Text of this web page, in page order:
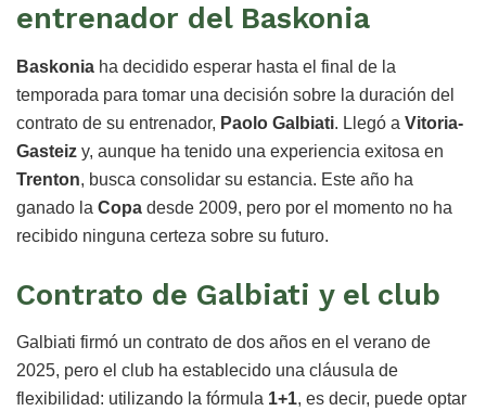
entrenador del Baskonia
Baskonia ha decidido esperar hasta el final de la
temporada para tomar una decisión sobre la duración del
contrato de su entrenador, Paolo Galbiati. Llegó a Vitoria-
Gasteiz y, aunque ha tenido una experiencia exitosa en
Trenton, busca consolidar su estancia. Este año ha
ganado la Copa desde 2009, pero por el momento no ha
recibido ninguna certeza sobre su futuro.
Contrato de Galbiati y el club
Galbiati firmó un contrato de dos años en el verano de
2025, pero el club ha establecido una cláusula de
flexibilidad: utilizando la fórmula 1+1, es decir, puede optar